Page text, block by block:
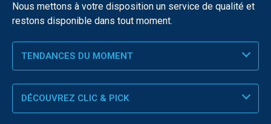
Nous mettons à votre disposition un service de qualité et
restons disponible dans tout moment.
TENDANCES DU MOMENT
DÉCOUVREZ CLIC & PICK